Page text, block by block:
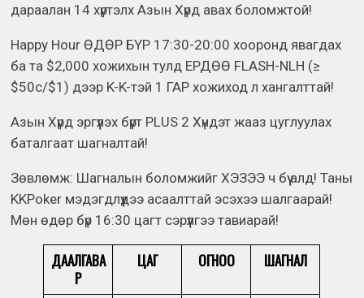
дараалан 14 хүртэлх Азын Хүрд авах боломжтой!
Happy Hour ӨДӨР БҮР 17:30-20:00 хооронд явагдах
ба та $2,000 хожихын тулд ЕРДӨӨ FLASH-NLH (≥
$50c/$1) дээр K-K-тэй 1 ГАР хожиход л хангалттай!
Азын Хүрд эргүүлэх бүрт PLUS 2 Хүндэт жааз цуглуулах
баталгаат шагналтай!
Зөвлөмж: Шагналын боломжийг ХЭЗЭЭ ч бүү алд! Таны
KKPoker мэдэгдлүүдээ асаалттай эсэхээ шалгаарай!
Мөн өдөр бүр 16:30 цагт сэрүүлгээ тавиарай!
ДААЛГАВА
Р
ЦАГ ОГНОО ШАГНАЛ